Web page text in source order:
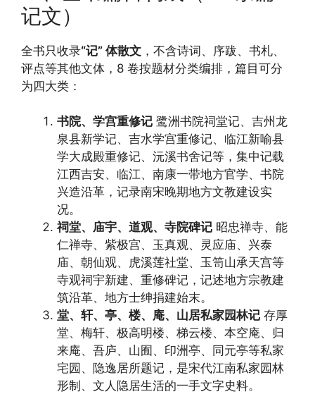
记文）
全书只收录“记” 体散文 ，不含诗词、序跋、书札、
评点等其他文体，8 卷按题材分类编排，篇目可分
为四大类：
书院、学宫重修记 鹭洲书院祠堂记、吉州龙
泉县新学记、吉水学宫重修记、临江新喻县
学大成殿重修记、沅溪书舍记等，集中记载
江西吉安、临江、南康一带地方官学、书院
兴造沿革，记录南宋晚期地方文教建设实
况。
祠堂、庙宇、道观、寺院碑记 昭忠禅寺、能
仁禅寺、紫极宫、玉真观、灵应庙、兴泰
庙、朝仙观、虎溪莲社堂、玉笥山承天宫等
寺观祠宇新建、重修碑记，记述地方宗教建
筑沿革、地方士绅捐建始末。
堂、轩、亭、楼、庵、山居私家园林记 存厚
堂、梅轩、极高明楼、梯云楼、本空庵、归
来庵、吾庐、山囿、印洲亭、同元亭等私家
宅园、隐逸居所题记，是宋代江南私家园林
形制、文人隐居生活的一手文字史料。